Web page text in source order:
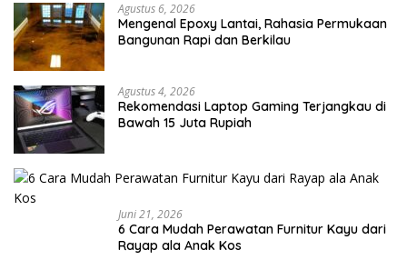
Agustus 6, 2026
Mengenal Epoxy Lantai, Rahasia Permukaan
Bangunan Rapi dan Berkilau
Agustus 4, 2026
Rekomendasi Laptop Gaming Terjangkau di
Bawah 15 Juta Rupiah
Juni 21, 2026
6 Cara Mudah Perawatan Furnitur Kayu dari
Rayap ala Anak Kos